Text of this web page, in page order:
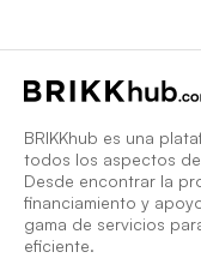
BRIKKhub es una
todos los aspectos
Desde encontrar la
financiamiento y
gama de servicios
eficiente.